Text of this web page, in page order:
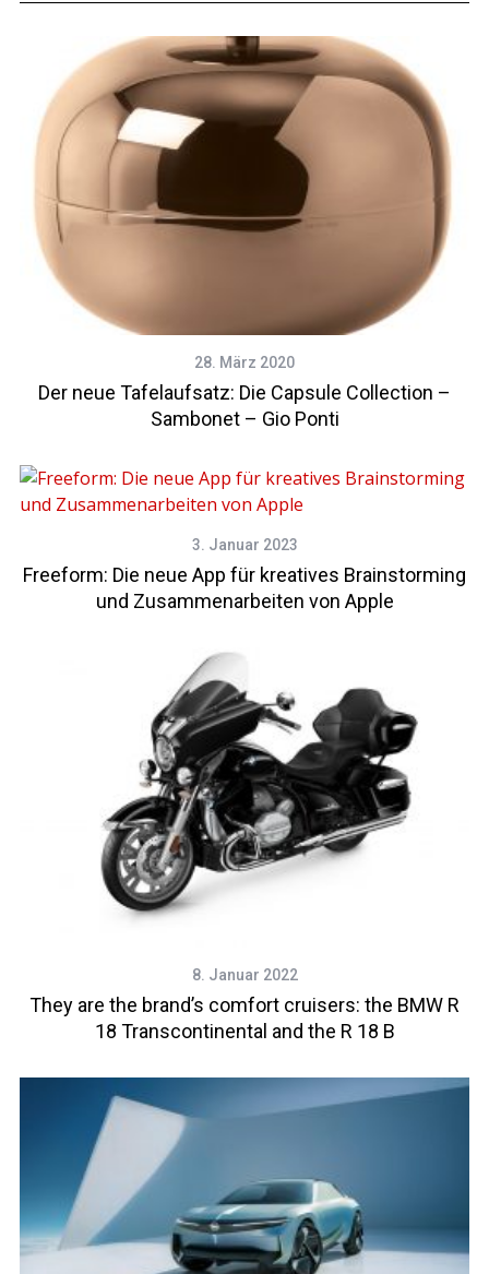
28. März 2020
Der neue Tafelaufsatz: Die Capsule Collection –
Sambonet – Gio Ponti
3. Januar 2023
Freeform: Die neue App für kreatives Brainstorming
und Zusammenarbeiten von Apple
8. Januar 2022
They are the brand’s comfort cruisers: the BMW R
18 Transcontinental and the R 18 B